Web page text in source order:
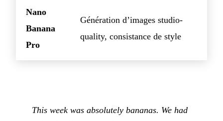
Nano
Banana
Pro
Génération d’images studio-
quality, consistance de style
This week was absolutely bananas. We had